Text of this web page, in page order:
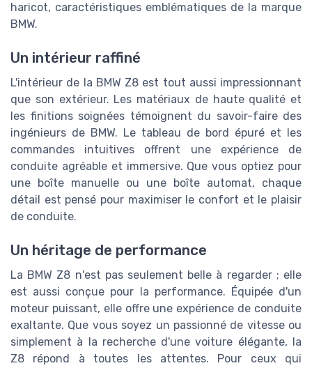
haricot, caractéristiques emblématiques de la marque
BMW.
Un intérieur raffiné
L'intérieur de la BMW Z8 est tout aussi impressionnant
que son extérieur. Les matériaux de haute qualité et
les finitions soignées témoignent du savoir-faire des
ingénieurs de BMW. Le tableau de bord épuré et les
commandes intuitives offrent une expérience de
conduite agréable et immersive. Que vous optiez pour
une boîte manuelle ou une boîte automat, chaque
détail est pensé pour maximiser le confort et le plaisir
de conduite.
Un héritage de performance
La BMW Z8 n'est pas seulement belle à regarder ; elle
est aussi conçue pour la performance. Équipée d'un
moteur puissant, elle offre une expérience de conduite
exaltante. Que vous soyez un passionné de vitesse ou
simplement à la recherche d'une voiture élégante, la
Z8 répond à toutes les attentes. Pour ceux qui